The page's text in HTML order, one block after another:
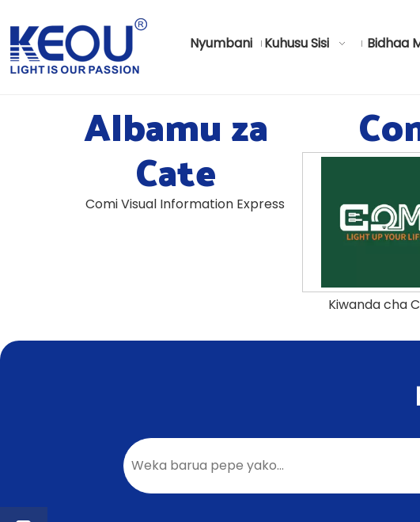
Nyumbani Kuhusu Sisi Bidhaa
Albamu za
Cate
Comi Visual Information Express
Kiwanda cha